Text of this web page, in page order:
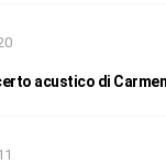
acustico di